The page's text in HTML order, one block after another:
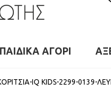
ΠΑΙΔΙΚΑ ΑΓΟΡΙ
IQ KIDS-2299-0139-